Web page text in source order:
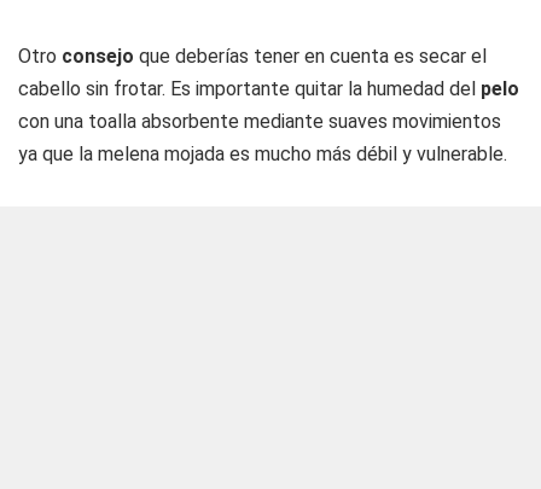
Otro consejo que deberías tener en cuenta es secar el
cabello sin frotar. Es importante quitar la humedad del pelo
con una toalla absorbente mediante suaves movimientos
ya que la melena mojada es mucho más débil y vulnerable.